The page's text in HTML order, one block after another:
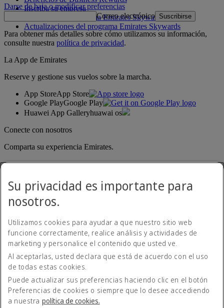
Inscriba su empresa
Normativa del programa Emirates Skywards
Actualizaciones del programa Emirates Skywards
Darse de baja o modificar preferencias
Correo electrónico Suscribirse
Para obtener más detalles sobre cómo utilizamos su información,
consulte nuestra política de privacidad.
La App de Emirates
Reserve y gestione sus vuelos sobre la marcha.
App StoreApp Store
Google PlayGoogle Play
Huawei App Galleryhuawai os
Conecte con nosotros
Comparta su experiencia Emirates.
Emirates, domicilio legal: Rodríguez Peña 694, Piso 10, Ciudad
Autónoma de Buenos Aires
Declaración de accesibilidad
Contacte con nosotros
Política de privacidad
Condiciones generales
Política de cookies
Ciberseguridad
Su privacidad es importante para
nosotros.
Utilizamos cookies para ayudar a que nuestro sitio web
funcione correctamente, realice análisis y actividades de
marketing y personalice el contenido que usted ve.
Al aceptarlas, usted declara que está de acuerdo con el uso
de todas estas cookies.
Puede actualizar sus preferencias haciendo clic en el botón
Preferencias de cookies o siempre que lo desee accediendo
a nuestra política de cookies.